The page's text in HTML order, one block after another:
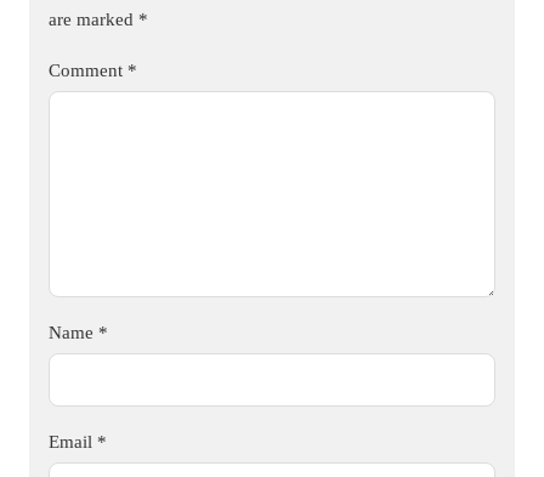
are marked *
Comment *
Name *
Email *